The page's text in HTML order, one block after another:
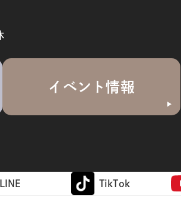
イベント情報
TikTok